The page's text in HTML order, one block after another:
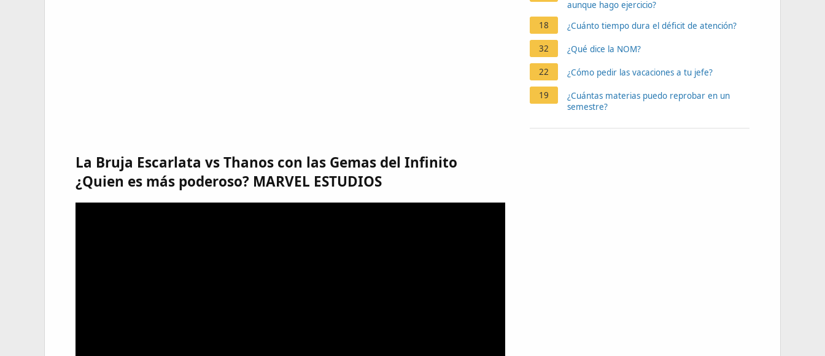
La Bruja Escarlata vs Thanos con las Gemas del Infinito
¿Quien es más poderoso? MARVEL ESTUDIOS
aunque hago ejercicio?
18
¿Cuánto tiempo dura el déficit de atención?
32 ¿Qué dice la NOM?
22 ¿Cómo pedir las vacaciones a tu jefe?
19
¿Cuántas materias puedo reprobar en un
semestre?